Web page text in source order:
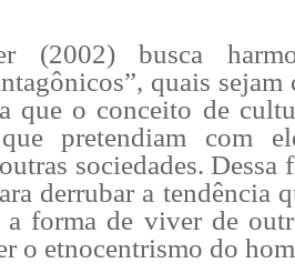
(2002) busca
quais
que o conceito de
pretendiam com
sociedades. Dessa
derrubar a tendência
a forma de viver de
o etnocentrismo do